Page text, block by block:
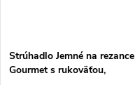
Strúhadlo Jemné na rezance
Gourmet s rukoväťou,